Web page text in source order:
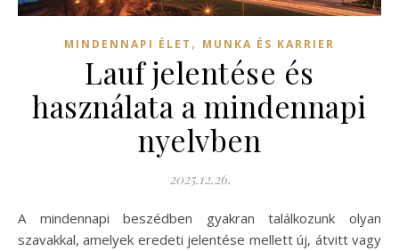
MINDENNAPI ÉLET , MUNKA ÉS KARRIER
Lauf jelentése és
használata a mindennapi
nyelvben
2025.12.26.
A mindennapi beszédben gyakran találkozunk olyan
szavakkal, amelyek eredeti jelentése mellett új, átvitt vagy